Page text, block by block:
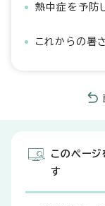
熱中症を予防
これからの暑
このペー
す